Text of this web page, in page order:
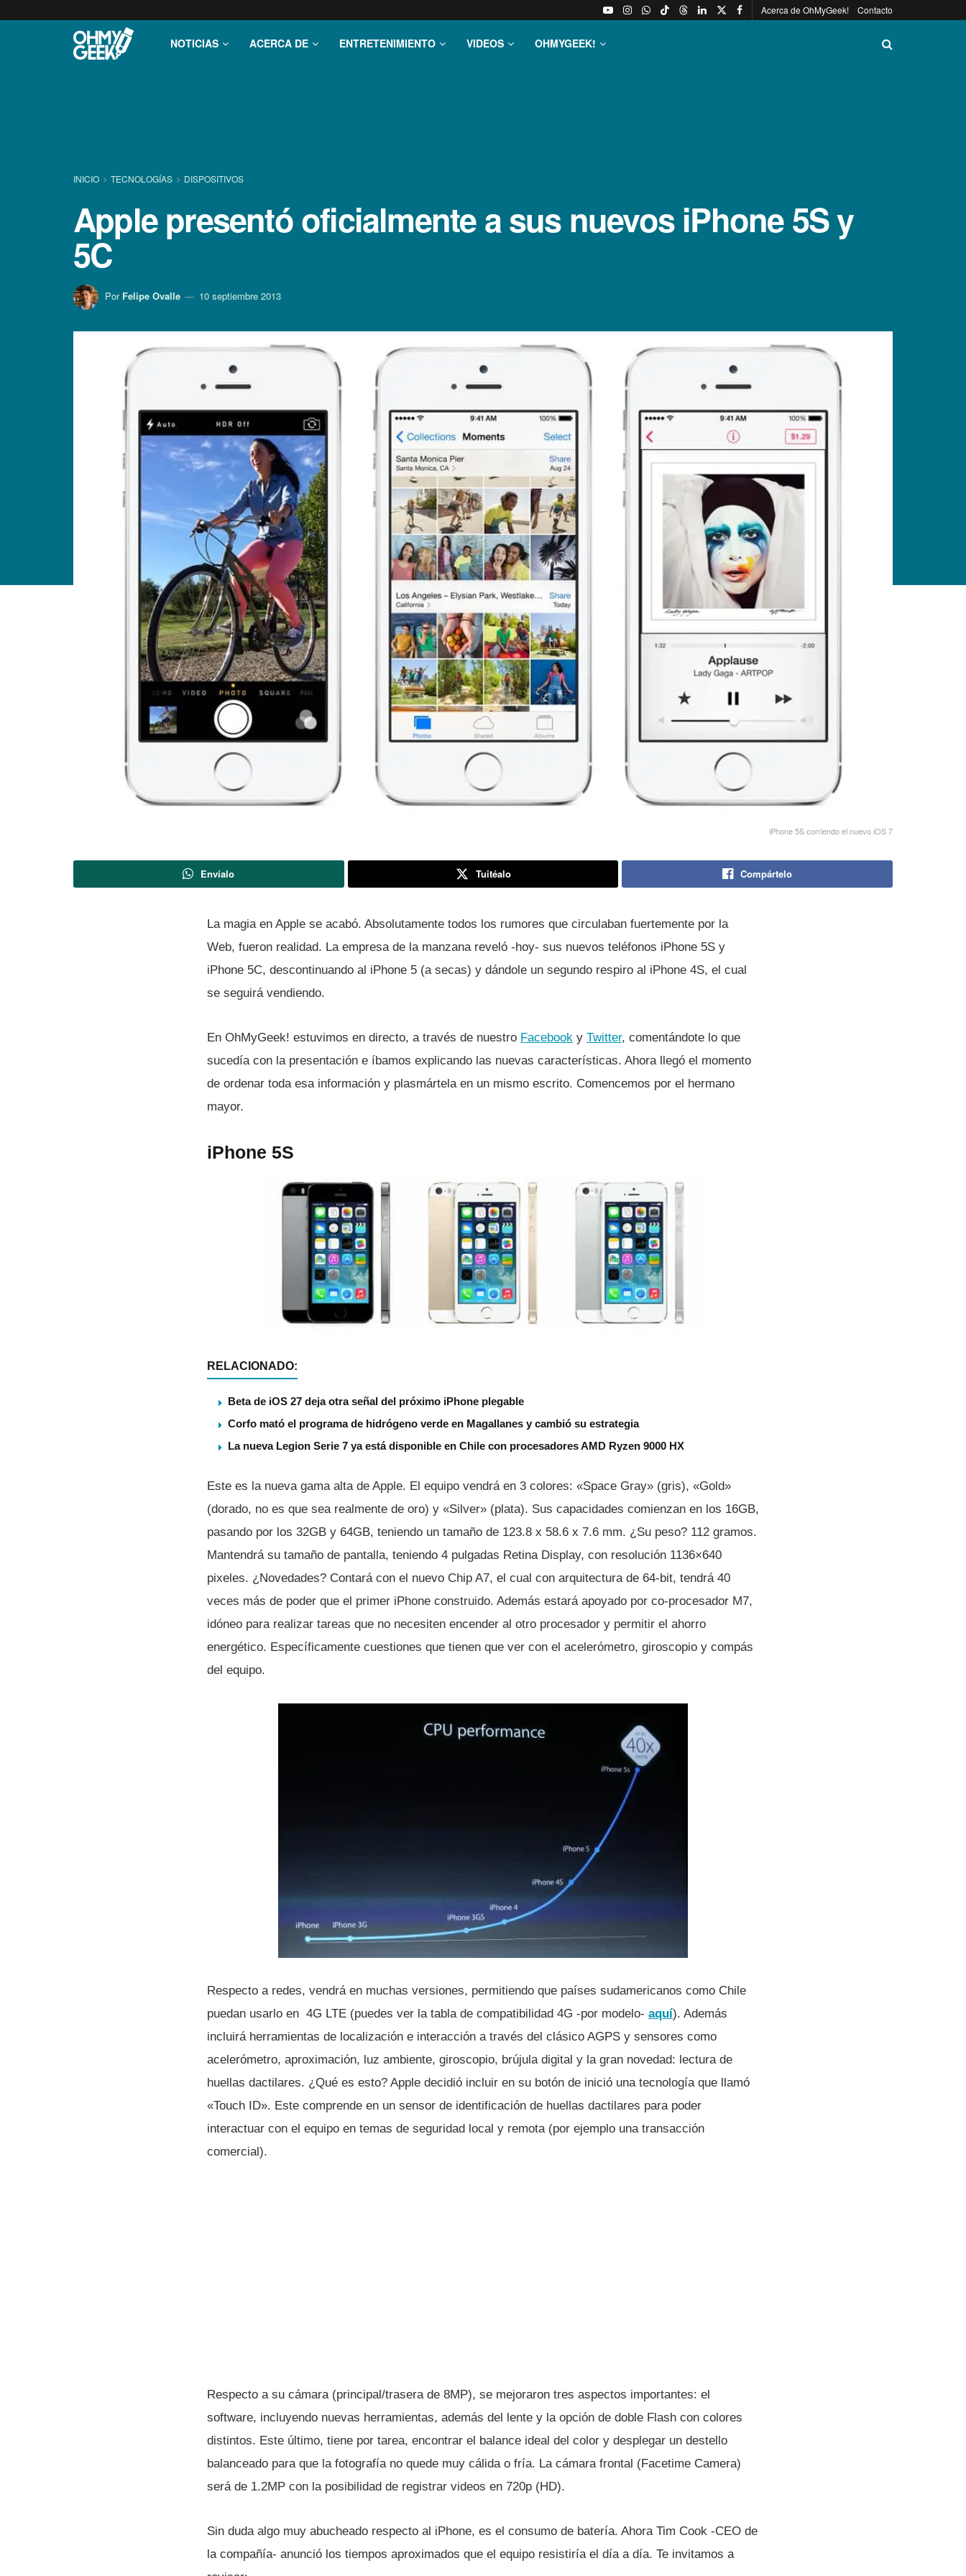
Acerca de OhMyGeek! Contacto
NOTICIAS ACERCA DE ENTRETENIMIENTO VIDEOS OHMYGEEK!
INICIO TECNOLOGÍ­AS DISPOSITIVOS
Apple presentó oficialmente a sus nuevos iPhone 5S y
5C
Por Felipe Ovalle 10 septiembre 2013
iPhone 5S corriendo el nuevo iOS 7
Envíalo Tuitéalo Compártelo
La magia en Apple se acabó. Absolutamente todos los rumores que circulaban fuertemente por la
Web, fueron realidad. La empresa de la manzana reveló -hoy- sus nuevos teléfonos iPhone 5S y
iPhone 5C, descontinuando al iPhone 5 (a secas) y dándole un segundo respiro al iPhone 4S, el cual
se seguirá vendiendo.
En OhMyGeek! estuvimos en directo, a través de nuestro Facebook y Twitter, comentándote lo que
sucedí­a con la presentación e í­bamos explicando las nuevas caracterí­sticas. Ahora llegó el momento
de ordenar toda esa información y plasmártela en un mismo escrito. Comencemos por el hermano
mayor.
iPhone 5S
RELACIONADO:
Beta de iOS 27 deja otra señal del próximo iPhone plegable
Corfo mató el programa de hidrógeno verde en Magallanes y cambió su estrategia
La nueva Legion Serie 7 ya está disponible en Chile con procesadores AMD Ryzen 9000 HX
Este es la nueva gama alta de Apple. El equipo vendrá en 3 colores: «Space Gray» (gris), «Gold»
(dorado, no es que sea realmente de oro) y «Silver» (plata). Sus capacidades comienzan en los 16GB,
pasando por los 32GB y 64GB, teniendo un tamaño de 123.8 x 58.6 x 7.6 mm. ¿Su peso? 112 gramos.
Mantendrá su tamaño de pantalla, teniendo 4 pulgadas Retina Display, con resolución 1136×640
pixeles. ¿Novedades? Contará con el nuevo Chip A7, el cual con arquitectura de 64-bit, tendrá 40
veces más de poder que el primer iPhone construido. Además estará apoyado por co-procesador M7,
idóneo para realizar tareas que no necesiten encender al otro procesador y permitir el ahorro
energético. Especí­ficamente cuestiones que tienen que ver con el acelerómetro, giroscopio y compás
del equipo.
Respecto a redes, vendrá en muchas versiones, permitiendo que paí­ses sudamericanos como Chile
puedan usarlo en 4G LTE (puedes ver la tabla de compatibilidad 4G -por modelo- aquí­). Además
incluirá herramientas de localización e interacción a través del clásico AGPS y sensores como
acelerómetro, aproximación, luz ambiente, giroscopio, brújula digital y la gran novedad: lectura de
huellas dactilares. ¿Qué es esto? Apple decidió incluir en su botón de inició una tecnologí­a que llamó
«Touch ID». Este comprende en un sensor de identificación de huellas dactilares para poder
interactuar con el equipo en temas de seguridad local y remota (por ejemplo una transacción
comercial).
Respecto a su cámara (principal/trasera de 8MP), se mejoraron tres aspectos importantes: el
software, incluyendo nuevas herramientas, además del lente y la opción de doble Flash con colores
distintos. Este último, tiene por tarea, encontrar el balance ideal del color y desplegar un destello
balanceado para que la fotografí­a no quede muy cálida o frí­a. La cámara frontal (Facetime Camera)
será de 1.2MP con la posibilidad de registrar videos en 720p (HD).
Sin duda algo muy abucheado respecto al iPhone, es el consumo de baterí­a. Ahora Tim Cook -CEO de
la compañí­a- anunció los tiempos aproximados que el equipo resistirí­a el dí­a a dí­a. Te invitamos a